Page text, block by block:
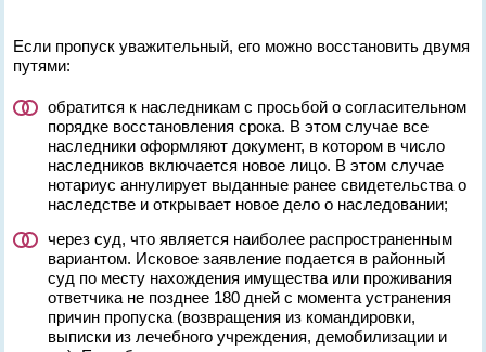
Если пропуск уважительный, его можно восстановить двумя
путями:
обратится к наследникам с просьбой о согласительном
порядке восстановления срока. В этом случае все
наследники оформляют документ, в котором в число
наследников включается новое лицо. В этом случае
нотариус аннулирует выданные ранее свидетельства о
наследстве и открывает новое дело о наследовании;
через суд, что является наиболее распространенным
вариантом. Исковое заявление подается в районный
суд по месту нахождения имущества или проживания
ответчика не позднее 180 дней с момента устранения
причин пропуска (возвращения из командировки,
выписки из лечебного учреждения, демобилизации и